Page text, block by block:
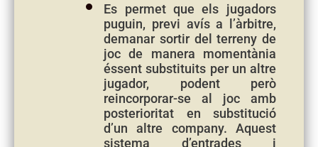
Es permet que els jugadors
puguin, previ avís a l’àrbitre,
demanar sortir del terreny de
joc de manera momentània
éssent substituits per un altre
jugador, podent però
reincorporar-se al joc amb
posterioritat en substitució
d’un altre company. Aquest
sistema d’entrades i